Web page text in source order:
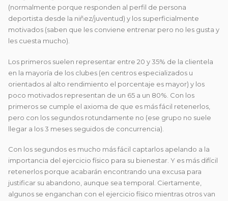
(normalmente porque responden al perfil de persona
deportista desde la niñez/juventud) y los superficialmente
motivados (saben que les conviene entrenar pero no les gusta y
les cuesta mucho).
Los primeros suelen representar entre 20 y 35% de la clientela
en la mayoría de los clubes (en centros especializados u
orientados al alto rendimiento el porcentaje es mayor) y los
poco motivados representan de un 65 a un 80%. Con los
primeros se cumple el axioma de que es más fácil retenerlos,
pero con los segundos rotundamente no (ese grupo no suele
llegar a los 3 meses seguidos de concurrencia).
Con los segundos es mucho más fácil captarlos apelando a la
importancia del ejercicio físico para su bienestar. Y es más difícil
retenerlos porque acabarán encontrando una excusa para
justificar su abandono, aunque sea temporal. Ciertamente,
algunos se enganchan con el ejercicio físico mientras otros van